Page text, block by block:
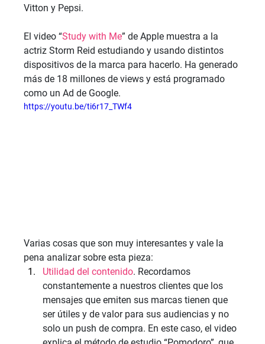
Vitton y Pepsi.
El video “Study with Me” de Apple muestra a la
actriz Storm Reid estudiando y usando distintos
dispositivos de la marca para hacerlo. Ha generado
más de 18 millones de views y está programado
como un Ad de Google.
https://youtu.be/ti6r17_TWf4
Varias cosas que son muy interesantes y vale la
pena analizar sobre esta pieza:
Utilidad del contenido. Recordamos
constantemente a nuestros clientes que los
mensajes que emiten sus marcas tienen que
ser útiles y de valor para sus audiencias y no
solo un push de compra. En este caso, el video